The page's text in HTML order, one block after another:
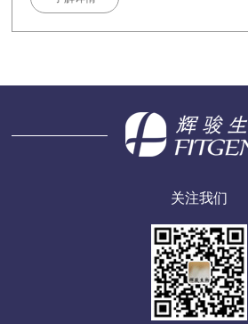
关注我们